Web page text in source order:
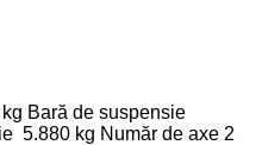
Bară de suspensie
5.880 kg Număr de axe 2